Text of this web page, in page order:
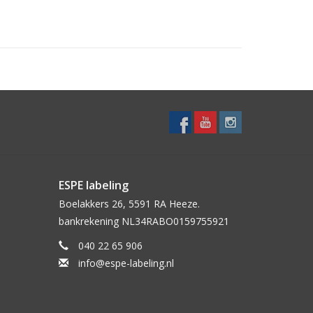
van de door u gebruikte etiketten. Deze kunt u
/ tel: (+31)-(0)40-2265906
ESPE labeling
Boelakkers 26, 5591 RA Heeze.
bankrekening NL34RABO0159755921
040 22 65 906
info@espe-labeling.nl